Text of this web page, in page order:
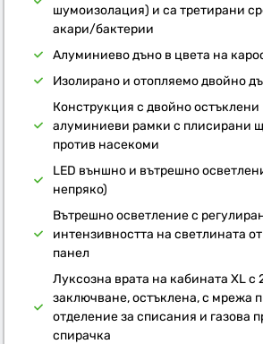
шумоизолация) и са третирани
акари/бактерии
Алуминиево дъно в цвета на
Изолирано и отопляемо двойно
Конструкция с двойно остъклени
алуминиеви рамки с плисирани
против насекоми
LED външно и вътрешно
непряко)
Вътрешно осветление с
интензивността на светлината
панел
Луксозна врата на кабината XL с
заключване, остъклена, с мрежа
отделение за списания и газова
спирачка